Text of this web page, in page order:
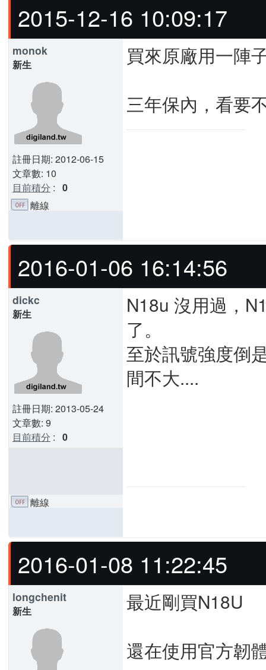
2015-12-16 10:09:17
monok
新生
註冊日期: 2012-06-15
文章數: 10
目前積分 : 0
買來原廠用一陣
三年保內，看要
離線
2016-01-06 16:14:56
dickc
新生
註冊日期: 2013-05-24
文章數: 9
目前積分 : 0
N18u 沒用過，
了。
至於訊號強度倒
間不大....
離線
2016-01-08 11:22:45
longchenit
新生
最近剛買N18U
還在使用官方韌